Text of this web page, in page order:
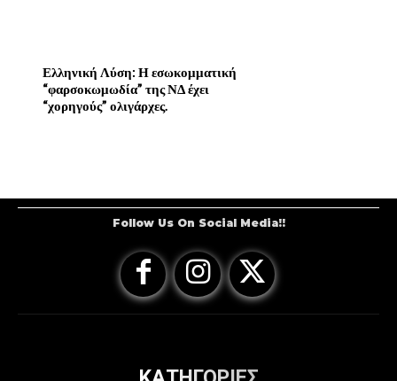
Ελληνική Λύση: Η εσωκομματική
“φαρσοκωμωδία” της ΝΔ έχει
“χορηγούς” ολιγάρχες.
Follow Us On Social Media!!